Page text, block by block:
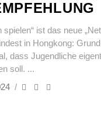
spielen“ ist das neue
in Hongkong:
dass Jugendliche
soll.